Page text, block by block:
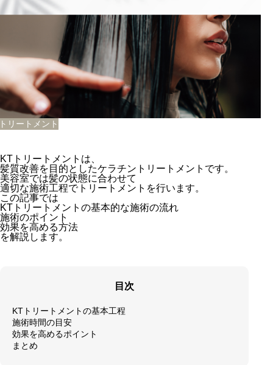
リートメント
KTトリートメントは、
髪質改善を目的としたケラチントリートメントです。
美容室では髪の状態に合わせて
適切な施術工程でトリートメントを行います。
この記事では
KTトリートメントの基本的な施術の流れ
施術のポイント
効果を高める方法
を解説します。
目次
KTトリートメントの基本工程
施術時間の目安
効果を高めるポイント
まとめ